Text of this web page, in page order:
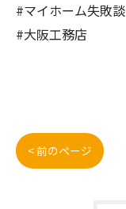
#マイホーム失敗談
#大阪工務店
< 前のページ